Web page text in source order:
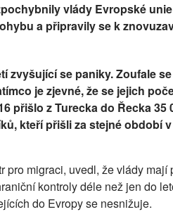
vlády Evropské
a připravily se k
zvyšující se paniky. Zoufale
je zjevné, že se jejich
přišlo z Turecka do Řecka 35
kteří přišli za stejné období
pro migraci, uvedl, že vlády mají
kontroly déle než jen do
do Evropy se nesnižuje.